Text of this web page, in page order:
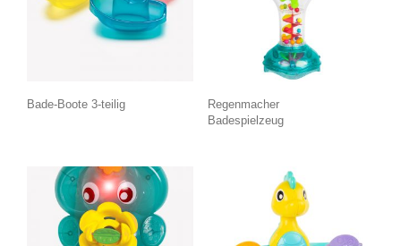
Bade-Boote 3-teilig
Regenmacher
Badespielzeug